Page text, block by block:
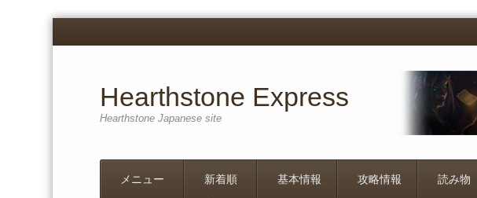
Hearthstone Express
Hearthstone Japanese site
メニュー 新着順 基本情報 攻略情報 読み物